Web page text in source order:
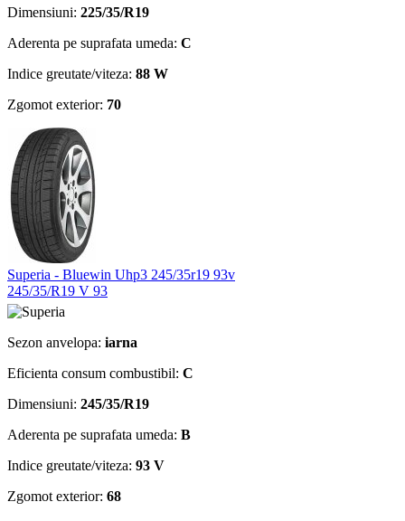
Dimensiuni: 225/35/R19
Aderenta pe suprafata umeda: C
Indice greutate/viteza: 88 W
Zgomot exterior: 70
Superia - Bluewin Uhp3 245/35r19 93v
245/35/R19 V 93
Sezon anvelopa: iarna
Eficienta consum combustibil: C
Dimensiuni: 245/35/R19
Aderenta pe suprafata umeda: B
Indice greutate/viteza: 93 V
Zgomot exterior: 68